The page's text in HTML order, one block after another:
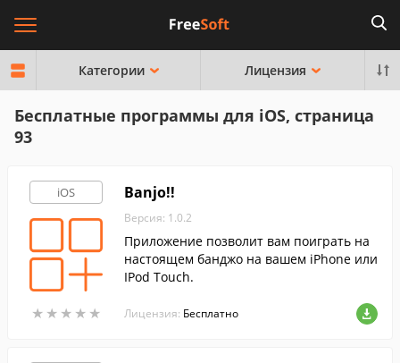
Категории Лицензия
Бесплатные программы для iOS, страница
93
iOS
★ ★ ★ ★ ★
★ ★ ★ ★ ★
Banjo!!
Версия: 1.0.2
Приложение позволит вам поиграть на
настоящем банджо на вашем iPhone или
IPod Touch.
Лицензия: Бесплатно